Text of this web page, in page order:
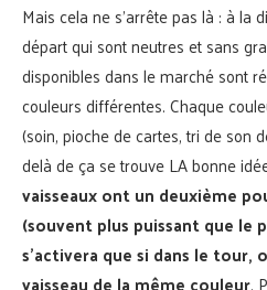
Mais cela ne s’arrête pas là : à la
départ qui sont neutres et sans
disponibles dans le marché sont
couleurs différentes. Chaque
(soin, pioche de cartes, tri de son
delà de ça se trouve LA bonne
vaisseaux ont un deuxième
(souvent plus puissant que le
s’activera que si dans le tour,